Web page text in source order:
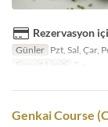
Rezervasyon
Günler Pzt, Sal, Çar,
Sipariş Limiti 2 ~
Genkai Course